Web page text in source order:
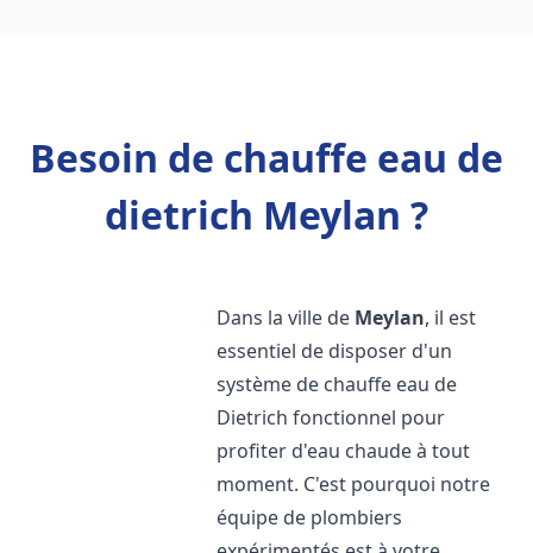
Besoin de chauffe eau de
dietrich Meylan ?
Dans la ville de Meylan, il est
essentiel de disposer d'un
système de chauffe eau de
Dietrich fonctionnel pour
profiter d'eau chaude à tout
moment. C'est pourquoi notre
équipe de plombiers